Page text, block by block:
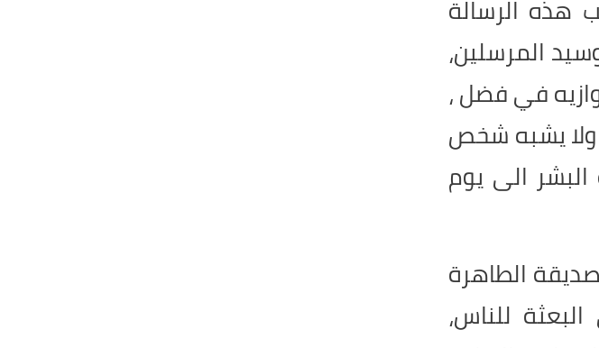
هذه الرسالة
المرسلين،
في فضل ،
ولا يشبه شخص
الى يوم
الطاهرة
للناس،